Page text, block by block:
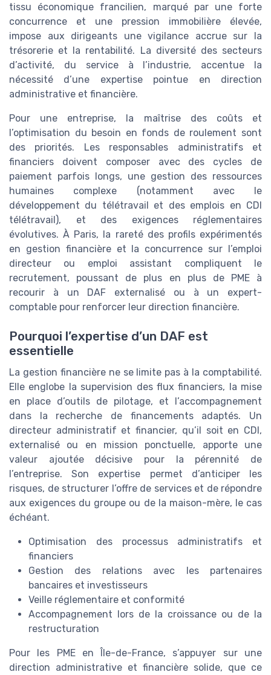
tissu économique francilien, marqué par une forte
concurrence et une pression immobilière élevée,
impose aux dirigeants une vigilance accrue sur la
trésorerie et la rentabilité. La diversité des secteurs
d’activité, du service à l’industrie, accentue la
nécessité d’une expertise pointue en direction
administrative et financière.
Pour une entreprise, la maîtrise des coûts et
l’optimisation du besoin en fonds de roulement sont
des priorités. Les responsables administratifs et
financiers doivent composer avec des cycles de
paiement parfois longs, une gestion des ressources
humaines complexe (notamment avec le
développement du télétravail et des emplois en CDI
télétravail), et des exigences réglementaires
évolutives. À Paris, la rareté des profils expérimentés
en gestion financière et la concurrence sur l’emploi
directeur ou emploi assistant compliquent le
recrutement, poussant de plus en plus de PME à
recourir à un DAF externalisé ou à un expert-
comptable pour renforcer leur direction financière.
Pourquoi l’expertise d’un DAF est
essentielle
La gestion financière ne se limite pas à la comptabilité.
Elle englobe la supervision des flux financiers, la mise
en place d’outils de pilotage, et l’accompagnement
dans la recherche de financements adaptés. Un
directeur administratif et financier, qu’il soit en CDI,
externalisé ou en mission ponctuelle, apporte une
valeur ajoutée décisive pour la pérennité de
l’entreprise. Son expertise permet d’anticiper les
risques, de structurer l’offre de services et de répondre
aux exigences du groupe ou de la maison-mère, le cas
échéant.
Optimisation des processus administratifs et
financiers
Gestion des relations avec les partenaires
bancaires et investisseurs
Veille réglementaire et conformité
Accompagnement lors de la croissance ou de la
restructuration
Pour les PME en Île-de-France, s’appuyer sur une
direction administrative et financière solide, que ce